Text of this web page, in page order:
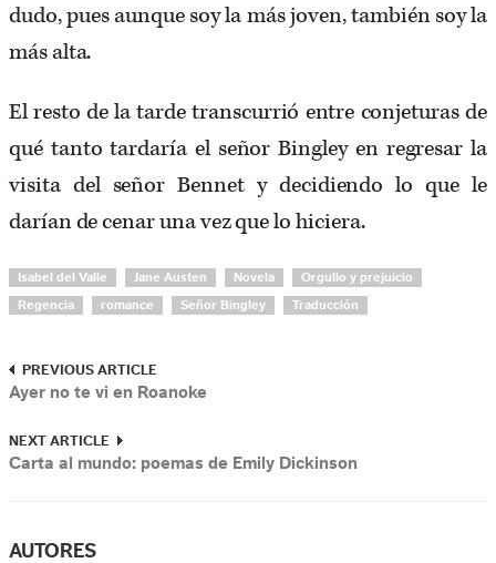
dudo, pues aunque soy la más joven, también soy la
más alta.
El resto de la tarde transcurrió entre conjeturas de
qué tanto tardaría el señor Bingley en regresar la
visita del señor Bennet y decidiendo lo que le
darían de cenar una vez que lo hiciera.
Isabel del Valle Jane Austen Novela Orgullo y prejuicio
Regencia romance Señor Bingley Traducción
PREVIOUS ARTICLE
Ayer no te vi en Roanoke
NEXT ARTICLE
Carta al mundo: poemas de Emily Dickinson
AUTORES